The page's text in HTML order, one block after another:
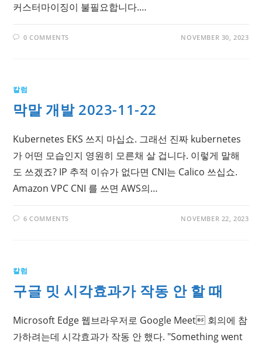
커스터마이징이 불필요합니다.…
0 COMMENTS NOVEMBER 30, 2023
칼럼
막말 개발 2023-11-22
Kubernetes EKS 쓰지 마십쇼. 그래선 진짜 kubernetes
가 어떤 모습인지 영원히 모른채 살 겁니다. 이렇게 말해
도 쓰겠죠? IP 추적 이슈가 없다면 CNI는 Calico 쓰십쇼.
Amazon VPC CNI 를 쓰면 AWS의…
6 COMMENTS NOVEMBER 22, 2023
칼럼
구글 밋 시각효과가 작동 안 할 때
Microsoft Edge 웹브라우저로 Google Meet 회의에 참
가하려는데 시각효과가 작동 안 했다. "Something went